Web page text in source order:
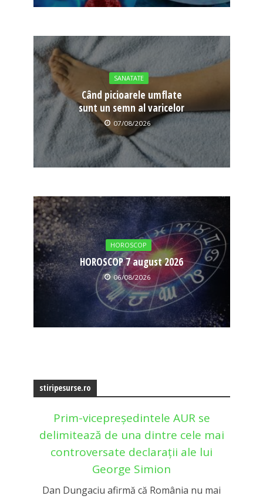
SANATATE
Când picioarele umflate
sunt un semn al varicelor
07/08/2026
HOROSCOP
HOROSCOP 7 august 2026
06/08/2026
stiripesurse.ro
Prim-vicepreședintele AUR se
delimitează de una dintre cele mai
controversate declarații ale lui
George Simion
Dan Dungaciu afirmă că România nu mai